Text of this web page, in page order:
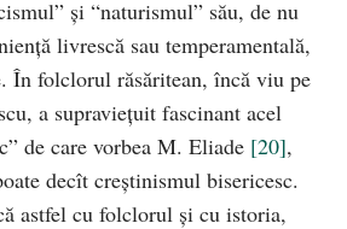
şi “naturismul” său, de nu
livrescă sau temperamentală,
În folclorul răsăritean, încă viu pe
a supravieţuit fascinant acel
de care vorbea M. Eliade [20],
decît creştinismul bisericesc.
astfel cu folclorul şi cu istoria,